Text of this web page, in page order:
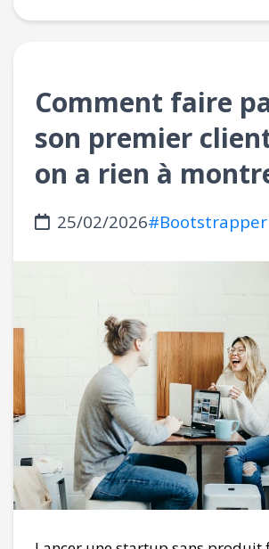
Comment faire
son premier
on a rien à
25/02/2026#Bootstrapper